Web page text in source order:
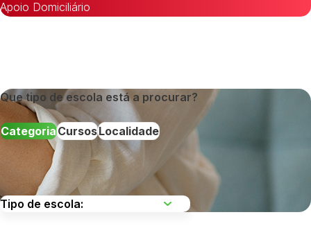
Apoio Domiciliário
Que tipo de escola está a procurar?
CategoriaCursosLocalidade